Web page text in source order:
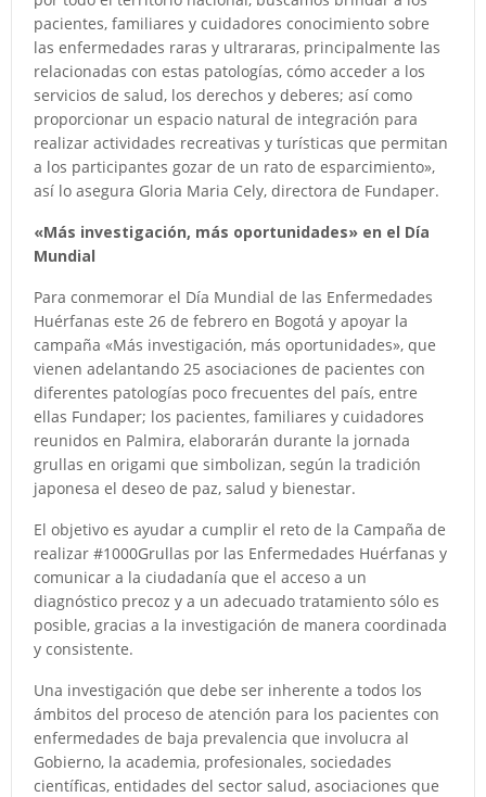
pacientes, familiares y cuidadores conocimiento sobre
las enfermedades raras y ultrararas, principalmente las
relacionadas con estas patologías, cómo acceder a los
servicios de salud, los derechos y deberes; así como
proporcionar un espacio natural de integración para
realizar actividades recreativas y turísticas que permitan
a los participantes gozar de un rato de esparcimiento»,
así lo asegura Gloria Maria Cely, directora de Fundaper.
«Más investigación, más oportunidades» en el Día
Mundial
Para conmemorar el Día Mundial de las Enfermedades
Huérfanas este 26 de febrero en Bogotá y apoyar la
campaña «Más investigación, más oportunidades», que
vienen adelantando 25 asociaciones de pacientes con
diferentes patologías poco frecuentes del país, entre
ellas Fundaper; los pacientes, familiares y cuidadores
reunidos en Palmira, elaborarán durante la jornada
grullas en origami que simbolizan, según la tradición
japonesa el deseo de paz, salud y bienestar.
El objetivo es ayudar a cumplir el reto de la Campaña de
realizar #1000Grullas por las Enfermedades Huérfanas y
comunicar a la ciudadanía que el acceso a un
diagnóstico precoz y a un adecuado tratamiento sólo es
posible, gracias a la investigación de manera coordinada
y consistente.
Una investigación que debe ser inherente a todos los
ámbitos del proceso de atención para los pacientes con
enfermedades de baja prevalencia que involucra al
Gobierno, la academia, profesionales, sociedades
científicas, entidades del sector salud, asociaciones que